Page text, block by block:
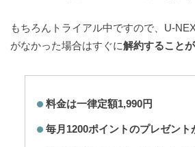
もちろんトライアル中ですので、U-
がなかった場合はすぐに解約すること
料金は一律定額1,990円
毎月1200ポイントのプレゼント